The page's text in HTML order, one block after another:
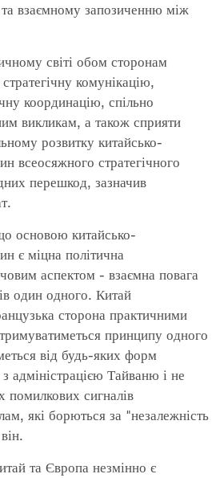
взаємному запозиченню між
світі обом сторонам
комунікацію,
координацію, спільно
викликам, а також сприяти
розвитку китайсько-
всеосяжного стратегічного
перешкод, зазначив
основою китайсько-
є міцна політична
аспектом - взаємна повага
один одного. Китай
сторона практичними
принципу одного
від будь-яких форм
з адміністрацією Тайваню і не
сигналів
які борються за "незалежність
та Європа незмінно є